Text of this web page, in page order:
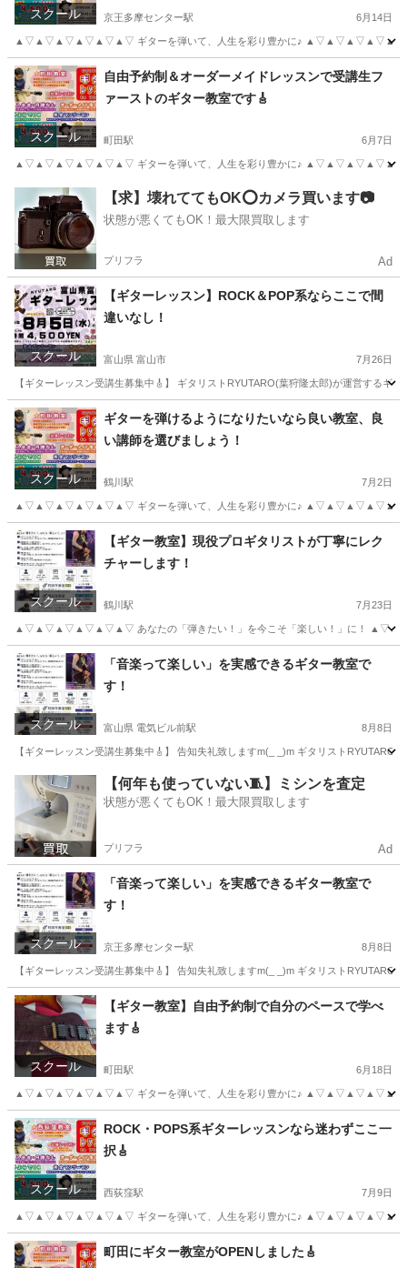
スクール 京王多摩センター駅 6月14日
▲▽▲▽▲▽▲▽▲▽▲▽ ギターを弾いて、人生を彩り豊かに♪ ▲▽▲▽▲▽▲▽▲▽▲▽ 弾き語
東京 多摩市 京王多摩センター駅 ボーカル
スクール
自由予約制＆オーダーメイドレッスンで受講生フ
ァーストのギター教室です🎸
町田駅 6月7日
▲▽▲▽▲▽▲▽▲▽▲▽ ギターを弾いて、人生を彩り豊かに♪ ▲▽▲▽▲▽▲▽▲▽▲▽ 親切・
東京 町田市 町田駅 ギター レッスン
【求】壊れててもOK⭕️カメラ買います📷
状態が悪くてもOK！最大限買取します
プリフラ Ad
スクール
【ギターレッスン】ROCK＆POP系ならここで間
違いなし！
富山県 富山市 7月26日
【ギターレッスン受講生募集中🎸】 ギタリストRYUTARO(葉狩隆太郎)が運営するギ
富山 富山市 ギター レッスン
スクール
ギターを弾けるようになりたいなら良い教室、良
い講師を選びましょう！
鶴川駅 7月2日
▲▽▲▽▲▽▲▽▲▽▲▽ ギターを弾いて、人生を彩り豊かに♪ ▲▽▲▽▲▽▲▽▲▽▲▽ 親切・
東京 町田市 鶴川駅 ギター レッスン
スクール
【ギター教室】現役プロギタリストが丁寧にレク
チャーします！
鶴川駅 7月23日
▲▽▲▽▲▽▲▽▲▽▲▽ あなたの「弾きたい！」を今こそ「楽しい！」に！
東京 町田市 鶴川駅 ギター レッスン
スクール
「音楽って楽しい」を実感できるギター教室で
す！
富山県 電気ビル前駅 8月8日
【ギターレッスン受講生募集中🎸】 告知失礼致しますm(_ _)m ギタリスト
富山 富山市 電気ビル前駅 ギター レッスン
【何年も使っていない🧵】ミシンを査定
状態が悪くてもOK！最大限買取します
プリフラ Ad
スクール
「音楽って楽しい」を実感できるギター教室で
す！
京王多摩センター駅 8月8日
【ギターレッスン受講生募集中🎸】 告知失礼致しますm(_ _)m ギタリスト
東京 多摩市 京王多摩センター駅 ギター レッスン
スクール
【ギター教室】自由予約制で自分のペースで学べ
ます🎸
町田駅 6月18日
▲▽▲▽▲▽▲▽▲▽▲▽ ギターを弾いて、人生を彩り豊かに♪ ▲▽▲▽▲▽▲▽▲▽▲▽ 親切・
東京 町田市 ギター レッスン
スクール
ROCK・POPS系ギターレッスンなら迷わずここ一
択🎸
西荻窪駅 7月9日
▲▽▲▽▲▽▲▽▲▽▲▽ ギターを弾いて、人生を彩り豊かに♪ ▲▽▲▽▲▽▲▽▲▽▲▽ ROCK
東京 杉並区 西荻窪駅 音楽 レッスン
町田にギター教室がOPENしました🎸